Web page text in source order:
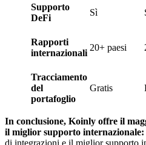
Supporto
DeFi
Sì
Rapporti
internazionali
20+ paesi
Tracciamento
del
portafoglio
Gratis
In conclusione, Koinly offre il
il miglior supporto internazionale: